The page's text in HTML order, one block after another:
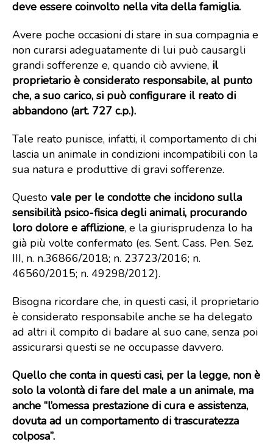
deve essere coinvolto nella vita della famiglia.
Avere poche occasioni di stare in sua compagnia e
non curarsi adeguatamente di lui può causargli
grandi sofferenze e, quando ciò avviene, il
proprietario è considerato responsabile, al punto
che, a suo carico, si può configurare il reato di
abbandono (art. 727 c.p.).
Tale reato punisce, infatti, il comportamento di chi
lascia un animale in condizioni incompatibili con la
sua natura e produttive di gravi sofferenze.
Questo vale per le condotte che incidono sulla
sensibilità psico-fisica degli animali, procurando
loro dolore e afflizione, e la giurisprudenza lo ha
già più volte confermato (es. Sent. Cass. Pen. Sez.
III, n. n.36866/2018; n. 23723/2016; n.
46560/2015; n. 49298/2012).
Bisogna ricordare che, in questi casi, il proprietario
è considerato responsabile anche se ha delegato
ad altri il compito di badare al suo cane, senza poi
assicurarsi questi se ne occupasse davvero.
Quello che conta in questi casi, per la legge, non è
solo la volontà di fare del male a un animale, ma
anche “l’omessa prestazione di cura e assistenza,
dovuta ad un comportamento di trascuratezza
colposa”.